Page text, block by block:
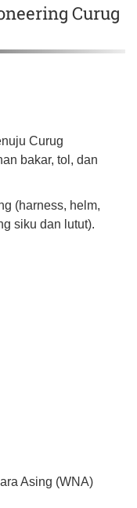
Curug
Curug
bakar, tol, dan
(harness, helm,
siku dan lutut).
Asing (WNA)